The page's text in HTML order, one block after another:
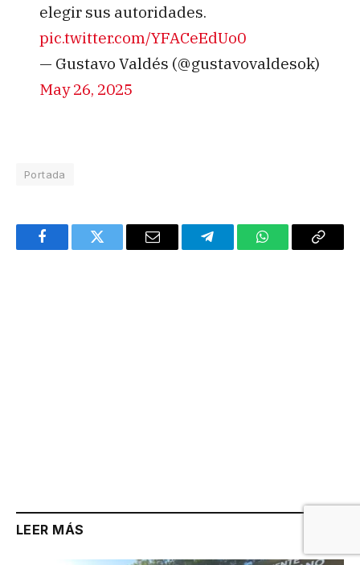
elegir sus autoridades.
pic.twitter.com/YFACeEdUo0
— Gustavo Valdés (@gustavovaldesok)
May 26, 2025
Portada
FacebookTwitter Email TelegramWhatsAppCopy
LEER MÁS